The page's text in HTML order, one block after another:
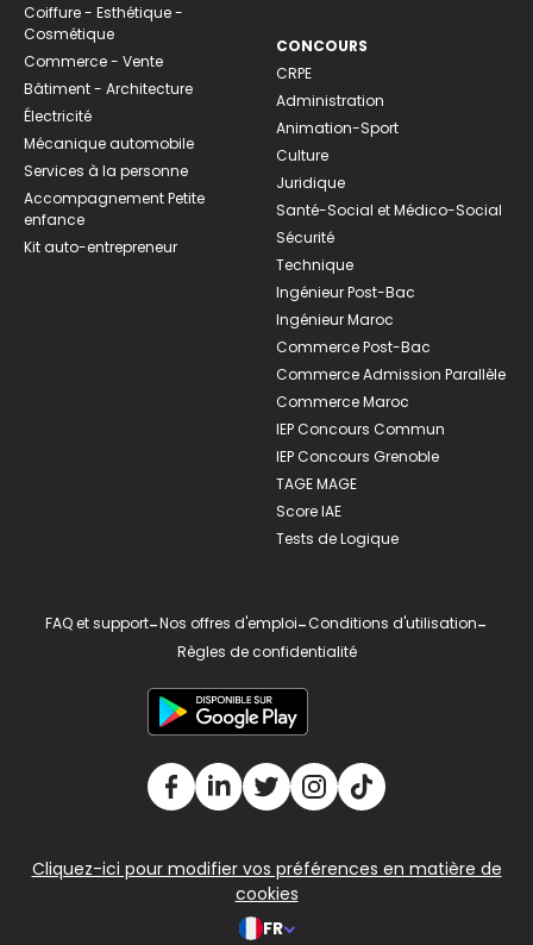
Coiffure - Esthétique -
Cosmétique
Commerce - Vente
Bâtiment - Architecture
Électricité
Mécanique automobile
Services à la personne
Accompagnement Petite
enfance
Kit auto-entrepreneur
CONCOURS
CRPE
Administration
Animation-Sport
Culture
Juridique
Santé-Social et Médico-Social
Sécurité
Technique
Ingénieur Post-Bac
Ingénieur Maroc
Commerce Post-Bac
Commerce Admission Parallèle
Commerce Maroc
IEP Concours Commun
IEP Concours Grenoble
TAGE MAGE
Score IAE
Tests de Logique
FAQ et support-Nos offres d'emploi-Conditions d'utilisation-
Règles de confidentialité
Cliquez-ici pour modifier vos préférences en matière de
cookies
FR